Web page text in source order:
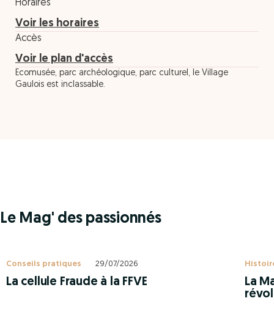
Horaires
Voir les horaires
Accès
Voir le plan d'accès
Ecomusée, parc archéologique, parc culturel, le Village
Gaulois est inclassable.
Le Mag' des passionnés
Conseils pratiques 29/07/2026
La cellule Fraude à la FFVE
La